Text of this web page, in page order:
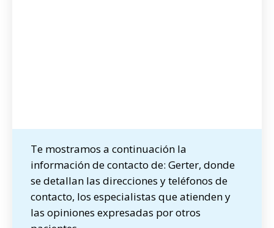
Te mostramos a continuación la
información de contacto de: Gerter, donde
se detallan las direcciones y teléfonos de
contacto, los especialistas que atienden y
las opiniones expresadas por otros